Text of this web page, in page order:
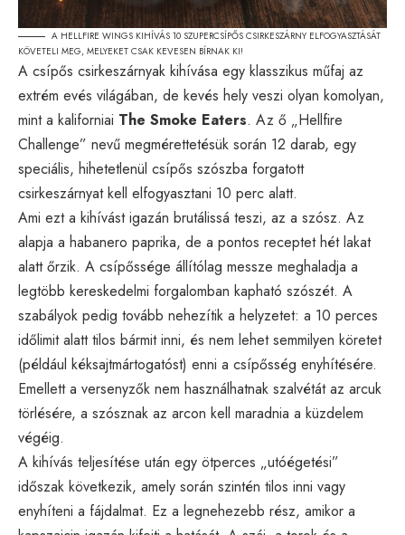
A HELLFIRE WINGS KIHÍVÁS 10 SZUPERCSÍPŐS CSIRKESZÁRNY ELFOGYASZTÁSÁT
KÖVETELI MEG, MELYEKET CSAK KEVESEN BÍRNAK KI!
A csípős csirkeszárnyak kihívása egy klasszikus műfaj az
extrém evés világában, de kevés hely veszi olyan komolyan,
mint a kaliforniai The Smoke Eaters. Az ő „Hellfire
Challenge” nevű megmérettetésük során 12 darab, egy
speciális, hihetetlenül csípős szószba forgatott
csirkeszárnyat kell elfogyasztani 10 perc alatt.
Ami ezt a kihívást igazán brutálissá teszi, az a szósz. Az
alapja a habanero paprika, de a pontos receptet hét lakat
alatt őrzik. A csípőssége állítólag messze meghaladja a
legtöbb kereskedelmi forgalomban kapható szószét. A
szabályok pedig tovább nehezítik a helyzetet: a 10 perces
időlimit alatt tilos bármit inni, és nem lehet semmilyen köretet
(például kéksajtmártogatóst) enni a csípősség enyhítésére.
Emellett a versenyzők nem használhatnak szalvétát az arcuk
törlésére, a szósznak az arcon kell maradnia a küzdelem
végéig.
A kihívás teljesítése után egy ötperces „utóégetési”
időszak következik, amely során szintén tilos inni vagy
enyhíteni a fájdalmat. Ez a legnehezebb rész, amikor a